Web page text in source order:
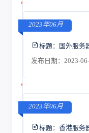
2023年06月
标题： 国外服务
发布日期：2023-
2023年06月
标题： 香港服务